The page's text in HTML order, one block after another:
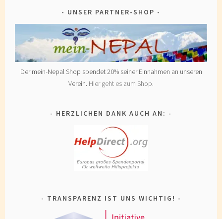
UNSER PARTNER-SHOP
Der mein-Nepal Shop spendet 20% seiner Einnahmen an unseren
Verein. Hier geht es zum Shop.
HERZLICHEN DANK AUCH AN:
TRANSPARENZ IST UNS WICHTIG!